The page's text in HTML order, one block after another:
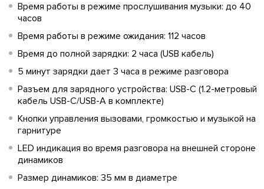
Время работы в режиме прослушивания музыки: до 40
часов
Время работы в режиме ожидания: 112 часов
Время до полной зарядки: 2 часа (USB кабель)
5 минут зарядки дает 3 часа в режиме разговора
Разъем для зарядного устройства: USB-C (1.2-метровый
кабель USB-C/USB-A в комплекте)
Кнопки управления вызовами, громкостью и музыкой на
гарнитуре
LED индикация во время разговора на внешней стороне
динамиков
Размер динамиков: 35 мм в диаметре